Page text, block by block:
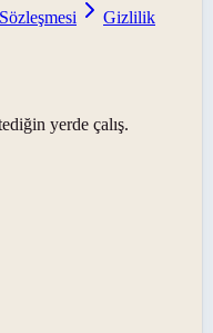
Gizlilik
yerde çalış.